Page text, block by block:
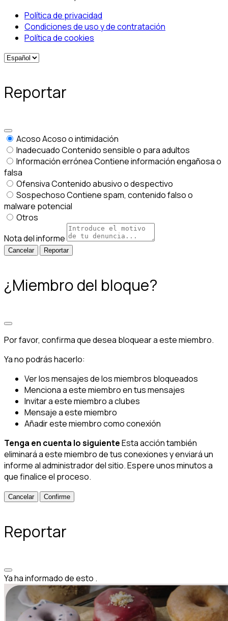
Política de privacidad
Condiciones de uso y de contratación
Política de cookies
Reportar
AcosoAcoso o intimidación
InadecuadoContenido sensible o para adultos
Información erróneaContiene información engañosa o
falsa
OfensivaContenido abusivo o despectivo
SospechosoContiene spam, contenido falso o
malware potencial
Otros
Nota del informe
Reportar
¿Miembro del bloque?
Por favor, confirma que desea bloquear a este miembro.
Ya no podrás hacerlo:
Ver los mensajes de los miembros bloqueados
Menciona a este miembro en tus mensajes
Invitar a este miembro a clubes
Mensaje a este miembro
Añadir este miembro como conexión
Tenga en cuenta lo siguienteEsta acción también
eliminará a este miembro de tus conexiones y enviará un
informe al administrador del sitio. Espere unos minutos a
que finalice el proceso.
Confirme
Reportar
Ya ha informado de esto .